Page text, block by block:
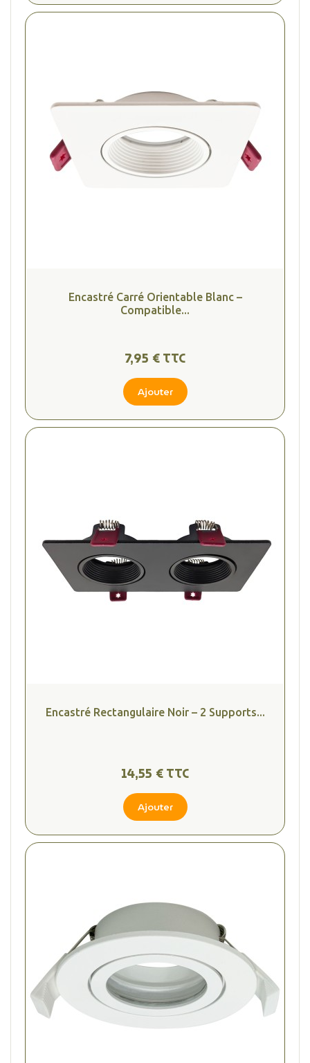
Encastré Carré Orientable Blanc –
Compatible...
7,95 € TTC
Ajouter
Encastré Rectangulaire Noir – 2 Supports...
14,55 € TTC
Ajouter